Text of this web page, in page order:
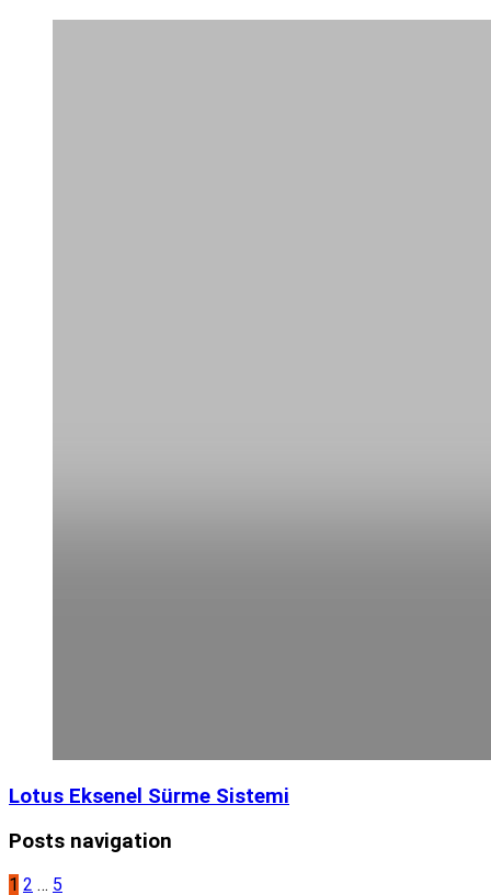
Lotus Eksenel Sürme Sistemi
Posts navigation
1 2 … 5